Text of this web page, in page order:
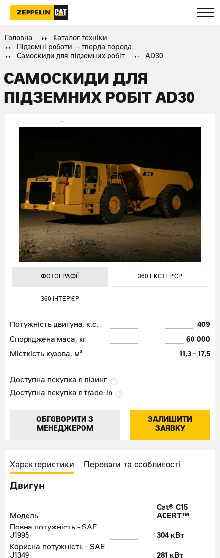
Головна
Каталог техніки
Підземні роботи — тверда порода
Самоскиди для підземних робіт
AD30
САМОСКИДИ ДЛЯ
ПІДЗЕМНИХ РОБІТ AD30
ФОТОГРАФІЇ 360 ЕКСТЕР'ЄР
360 ІНТЕР'ЄР
ФОТОГРАФІЇ 360 ЕКСТЕР'ЄР
360 ІНТЕР'ЄР
ФОТОГРАФІЇ 360 ЕКСТЕР'ЄР
360 ІНТЕР'ЄР
Потужність двигуна, к.с.
409
Споряджена маса, кг
60 000
Місткість кузова, м³
11,3 - 17,5
Доступна покупка в лізинг
Доступна покупка в trade-in
ОБГОВОРИТИ З
МЕНЕДЖЕРОМ
ЗАЛИШИТИ
ЗАЯВКУ
Характеристики Переваги та особливості
Двигун
Модель
Cat® C15
ACERT™
Повна потужність - SAE
J1995
304 кВт
Корисна потужність - SAE
J1349
281 кВт